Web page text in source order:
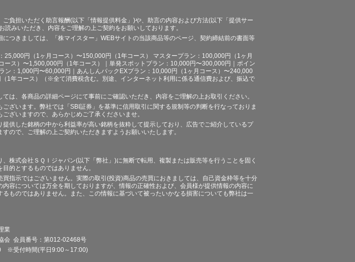
負担いただく助言報酬(以下「情報提供料金」)や、助言の内容および方法(以下「提供サー
みいただき、内容をご理解の上ご契約をお願いしております。
つきましては、「株マイスター」WEBサイトの当該商品等のページ、契約締結前の書面等
円（1ヶ月コース）〜150,000円（1年コース） マスタープラン：100,000円（1ヶ月
ス）〜1,500,000円（1年コース）｜単発スポットプラン：10,000円〜300,000円｜ポイン
ン：1,000円〜60,000円｜あんしんパックEXプラン：10,000円（1ヶ月コース）〜240,000
1年コース）（※全て消費税含む。別途、インターネット利用に係る通信費および、振込で
は、各商品の詳細ページにて事前にご確認いただき、内容をご理解の上お取引ください。
ざいます。弊社では「SBI証券」を基準に信用取引に関する規制等の判断を行なっておりま
ざいますので、あらかじめご了承くださいませ。
供した銘柄の中から利益率が高い銘柄を抜粋して提示しており、広告でご紹介しているプ
ので、ご理解の上ご契約いただきますようお願いいたします。
株式会社ＳＱＩジャパン(以下「弊社」)に無断で転用、複製または販売等を行うことを固く
的とするものではありません。
指示ではございません。実際の取引(投資)商品の売買におきましては、自己資金枠等を十分
容については万全を期しておりますが、情報の正確性および、会員様が提供情報の内容に
ものではありません。また、この情報に基づいて被ったいかなる損害についても弊社は一
業
会 会員番号：第012-02468号
※受付時間(平日9:00～17:00)